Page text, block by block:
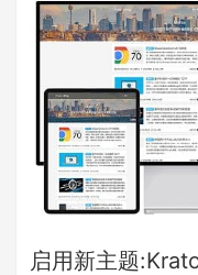
启用新主题